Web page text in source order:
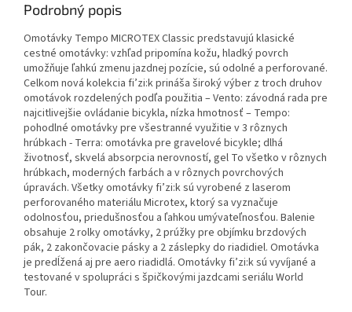
Podrobný popis
Omotávky Tempo MICROTEX Classic predstavujú klasické
cestné omotávky: vzhľad pripomína kožu, hladký povrch
umožňuje ľahkú zmenu jazdnej pozície, sú odolné a perforované.
Celkom nová kolekcia fi’zi:k prináša široký výber z troch druhov
omotávok rozdelených podľa použitia – Vento: závodná rada pre
najcitlivejšie ovládanie bicykla, nízka hmotnosť – Tempo:
pohodlné omotávky pre všestranné využitie v 3 rôznych
hrúbkach - Terra: omotávka pre gravelové bicykle; dlhá
životnosť, skvelá absorpcia nerovností, gel To všetko v rôznych
hrúbkach, moderných farbách a v rôznych povrchových
úpravách. Všetky omotávky fi’zi:k sú vyrobené z laserom
perforovaného materiálu Microtex, ktorý sa vyznačuje
odolnosťou, priedušnosťou a ľahkou umývateľnosťou. Balenie
obsahuje 2 rolky omotávky, 2 prúžky pre objímku brzdových
pák, 2 zakončovacie pásky a 2 záslepky do riadidiel. Omotávka
je predĺžená aj pre aero riadidlá. Omotávky fi’zi:k sú vyvíjané a
testované v spolupráci s špičkovými jazdcami seriálu World
Tour.